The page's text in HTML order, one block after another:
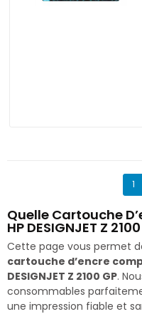
1
Quelle Cartouche
HP DESIGNJET Z
Cette page vous permet
cartouche d’encre
DESIGNJET Z 2100 GP.
consommables
une impression fiable et